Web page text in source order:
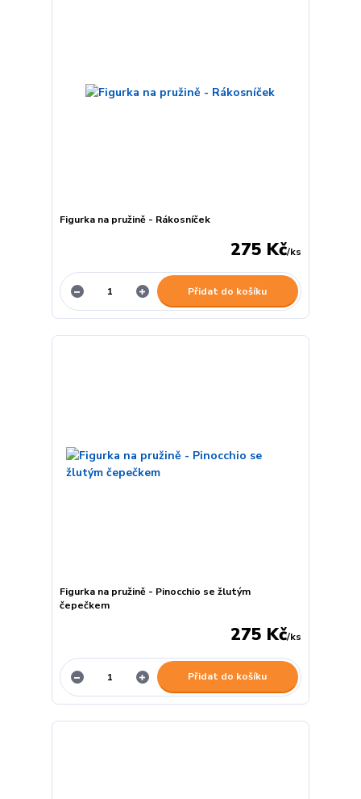
Figurka na pružině - Rákosníček
275 Kč/ks
Přidat do košíku
Figurka na pružině - Pinocchio se žlutým
čepečkem
275 Kč/ks
Přidat do košíku